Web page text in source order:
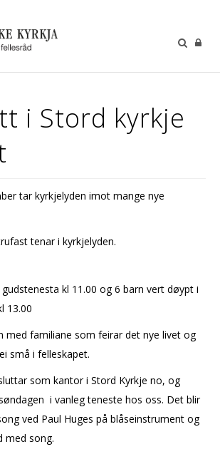
i Stord kyrkje
tar kyrkjelyden imot mange nye
tenar i kyrkjelyden.
kl 11.00 og 6 barn vert døypt i
13.00
med familiane som feirar det nye livet og
små i felleskapet.
som kantor i Stord Kyrkje no, og
i vanleg teneste hos oss. Det blir
ved Paul Huges på blåseinstrument og
med song.